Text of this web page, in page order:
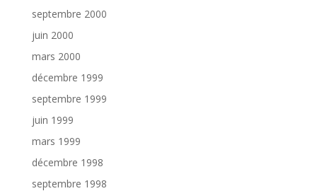
septembre 2000
juin 2000
mars 2000
décembre 1999
septembre 1999
juin 1999
mars 1999
décembre 1998
septembre 1998